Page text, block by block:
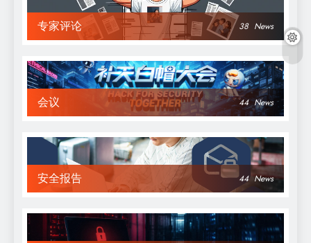
专家评论 38 News
会议 44 News
安全报告 44 News